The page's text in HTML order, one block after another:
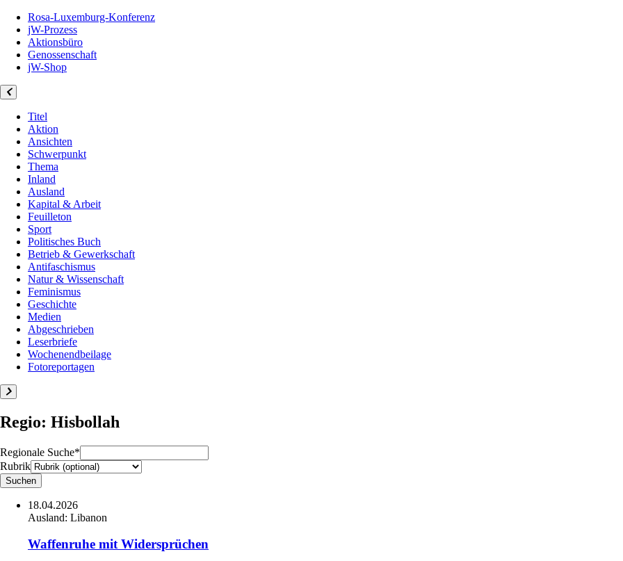
Rosa-Luxemburg-Konferenz
jW-Prozess
Aktionsbüro
Genossenschaft
jW-Shop
Titel
Aktion
Ansichten
Schwerpunkt
Thema
Inland
Ausland
Kapital & Arbeit
Feuilleton
Sport
Politisches Buch
Betrieb & Gewerkschaft
Antifaschismus
Natur & Wissenschaft
Feminismus
Geschichte
Medien
Abgeschrieben
Leserbriefe
Wochenendbeilage
Fotoreportagen
Regio: Hisbollah
Regionale Suche*
Rubrik
18.04.2026
Ausland: Libanon
Waffenruhe mit Widersprüchen